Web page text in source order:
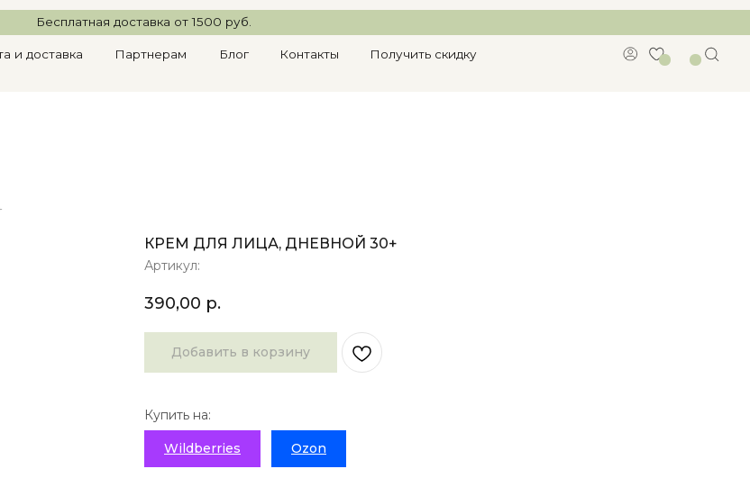
доставка от 1500 руб.
Контакты Получить скидку
Партнерам
КРЕМ ДЛЯ ЛИЦА, ДНЕВНОЙ 30+
Артикул:
390,00 р.
Добавить в корзину
Купить на:
Wildberries Ozon